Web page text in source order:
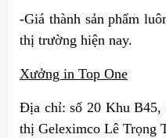
-Giá thành sản phẩm
thị trường hiện nay.
Xưởng in Top One
Địa chỉ: số 20 Khu
thị Geleximco Lê Trọng